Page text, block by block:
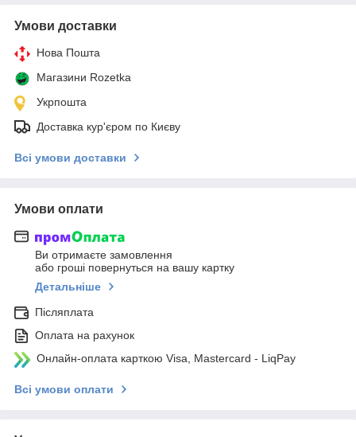
Умови доставки
Нова Пошта
Магазини Rozetka
Укрпошта
Доставка кур'єром по Києву
Всі умови доставки
Умови оплати
Ви отримаєте замовлення
або гроші повернуться на вашу картку
Детальніше
Післяплата
Оплата на рахунок
Онлайн-оплата карткою Visa, Mastercard - LiqPay
Всі умови оплати